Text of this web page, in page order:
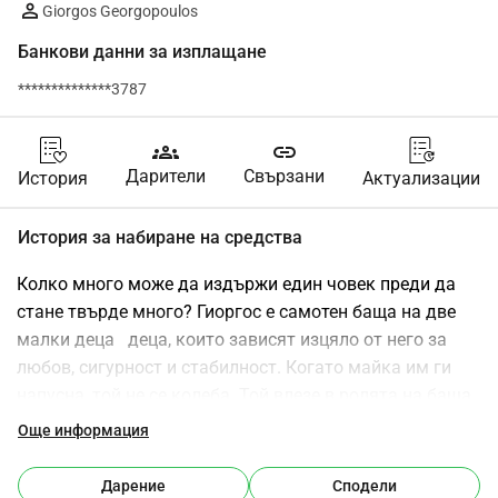
Giorgos Georgopoulos
Банкови данни за изплащане
**************3787
История
groups
Дарители
link
Свързани Актуализации
История за набиране на средства
Колко много може да издържи един човек преди да
стане твърде много? Гиоргос е самотен баща на две
малки деца   деца, които зависят изцяло от него за
любов, сигурност и стабилност. Когато майка им ги
изцяло и самоотвержено, оставяйки работата си в
всеки един ден. Той стана техният цял свят. Бавно
Още информация
Дарение Сподели